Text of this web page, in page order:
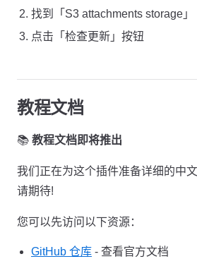
找到「S3 attachments storage」
点击「检查更新」按钮
教程文档
📚 教程文档即将推出
我们正在为这个插件准备详细的中
请期待!
您可以先访问以下资源：
GitHub 仓库 - 查看官方文档